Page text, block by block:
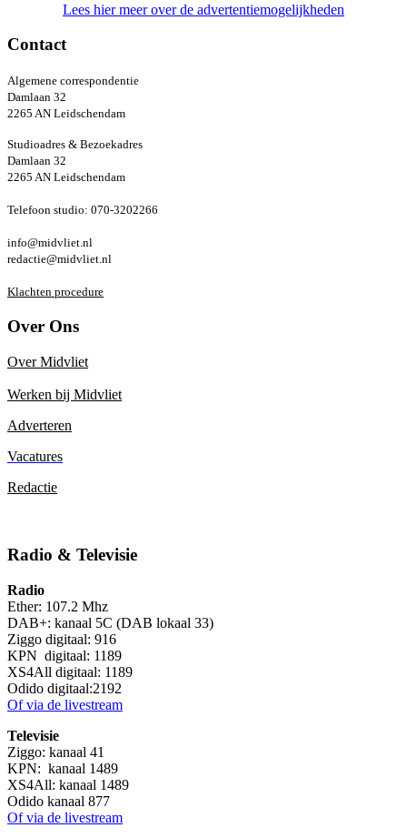
Lees hier meer over de advertentiemogelijkheden
Contact
Algemene correspondentie
Damlaan 32
2265 AN Leidschendam
Studioadres & Bezoekadres
Damlaan 32
2265 AN Leidschendam
Telefoon studio: 070-3202266
info@midvliet.nl
redactie@midvliet.nl
Klachten procedure
Over Ons
Over Midvliet
Werken bij Midvliet
Adverteren
Vacatures
Redactie
Radio & Televisie
Radio
Ether: 107.2 Mhz
DAB+: kanaal 5C (DAB lokaal 33)
Ziggo digitaal: 916
KPN digitaal: 1189
XS4All digitaal: 1189
Odido digitaal:2192
Of via de livestream
Televisie
Ziggo: kanaal 41
KPN: kanaal 1489
XS4All: kanaal 1489
Odido kanaal 877
Of via de livestream